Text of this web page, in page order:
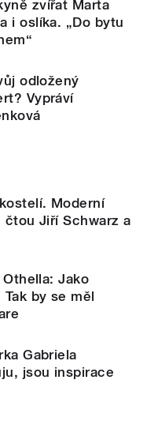
zvířat Marta
i oslíka. „Do bytu
odložený
Vypráví
Moderní
Jiří Schwarz a
Jako
by se měl
Gabriela
jsou inspirace